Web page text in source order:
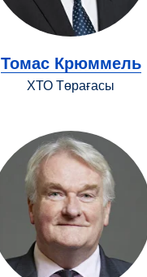
Томас Крюммель
ХТО Төрағасы